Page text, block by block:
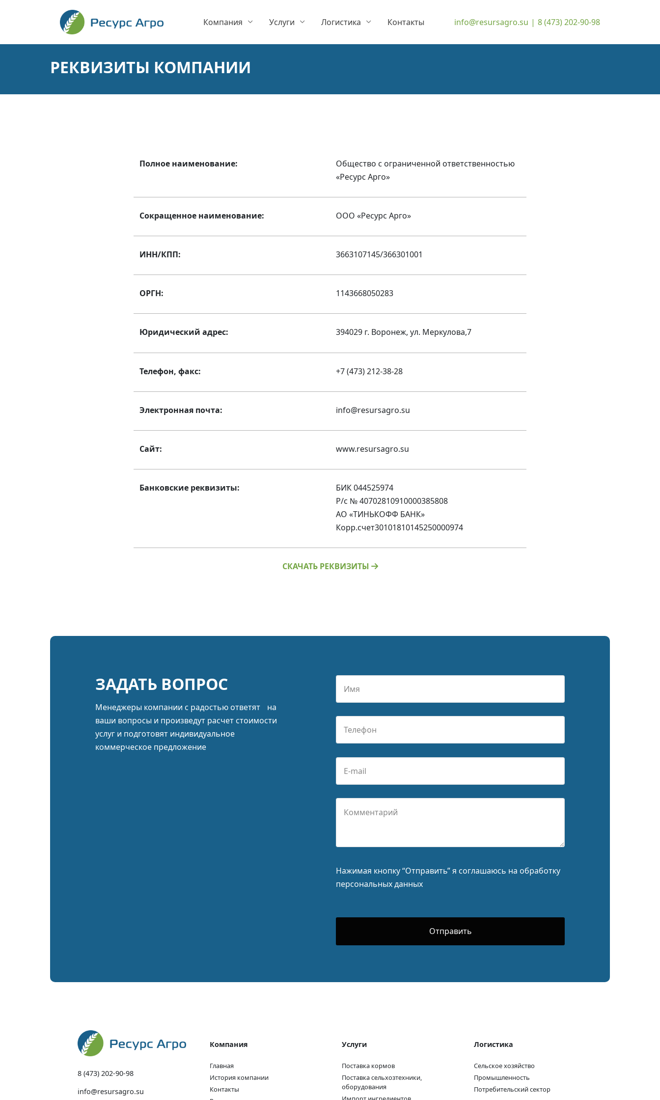
Компания Услуги Логистика Контакты info@resursagro.su | 8 (473) 202-90-98
РЕКВИЗИТЫ КОМПАНИИ
Полное наименование:
Общество с ограниченной ответственностью
«Ресурс Арго»
Сокращенное наименование: ООО «Ресурс Арго»
ИНН/КПП: 3663107145/366301001
ОРГН: 1143668050283
Юридический адрес: 394029 г. Воронеж, ул. Меркулова,7
Телефон, факс: +7 (473) 212-38-28
Электронная почта: info@resursagro.su
Сайт: www.resursagro.su
Банковские реквизиты:
БИК 044525974
Р/с № 40702810910000385808
АО «ТИНЬКОФФ БАНК»
Корр.счет30101810145250000974
СКАЧАТЬ РЕКВИЗИТЫ
ЗАДАТЬ ВОПРОС
Менеджеры компании с радостью ответят на
ваши вопросы и произведут расчет стоимости
услуг и подготовят индивидуальное
коммерческое предложение
Нажимая кнопку “Отправить” я соглашаюсь на обработку
персональных данных
8 (473) 202-90-98
info@resursagro.su
Компания
Главная
История компании
Контакты
Услуги
Поставка кормов
Поставка сельхозтехники,
оборудования
Логистика
Сельское хозяйство
Промышленность
Потребительский сектор